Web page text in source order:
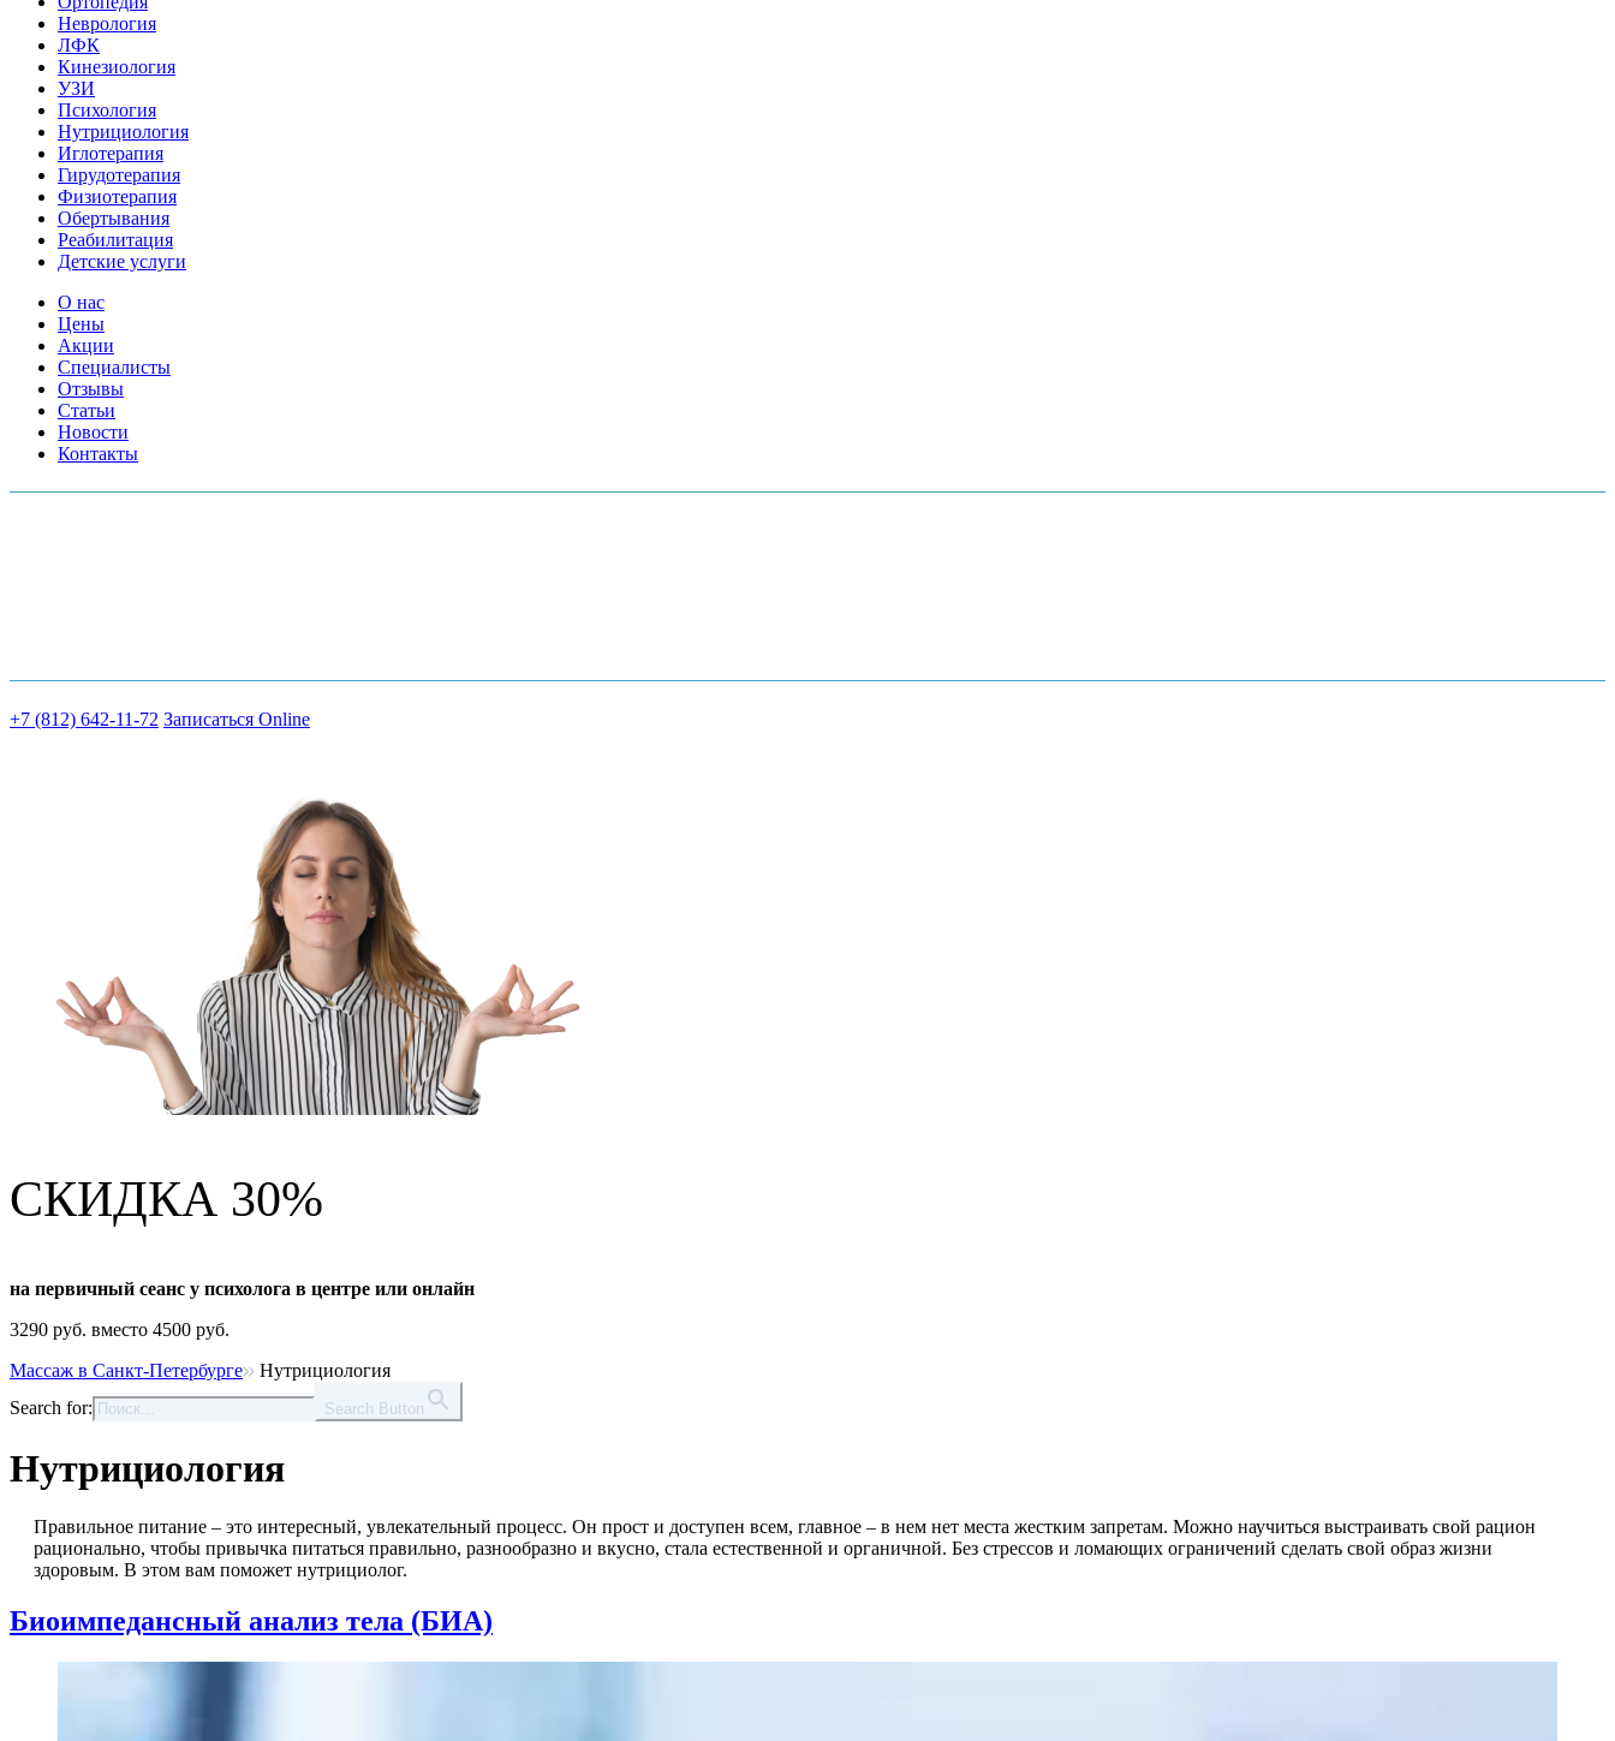
Неврология
ЛФК
Кинезиология
УЗИ
Психология
Нутрициология
Иглотерапия
Гирудотерапия
Физиотерапия
Обертывания
Реабилитация
Детские услуги
О нас
Цены
Акции
Специалисты
Отзывы
Статьи
Новости
Контакты
+7 (812) 642-11-72 Записаться Online
СКИДКА 30%
на первичный сеанс у психолога в центре или онлайн
3290 руб. вместо 4500 руб.
Массаж в Санкт-Петербурге
Нутрициология
Search for:
Search Button
Нутрициология
Правильное питание – это интересный, увлекательный процесс. Он прост и доступен всем, главное – в нем нет места жестким запретам. Можно научиться выстраивать свой рацион
рационально, чтобы привычка питаться правильно, разнообразно и вкусно, стала естественной и органичной. Без стрессов и ломающих ограничений сделать свой образ жизни
здоровым. В этом вам поможет нутрициолог.
Биоимпедансный анализ тела (БИА)